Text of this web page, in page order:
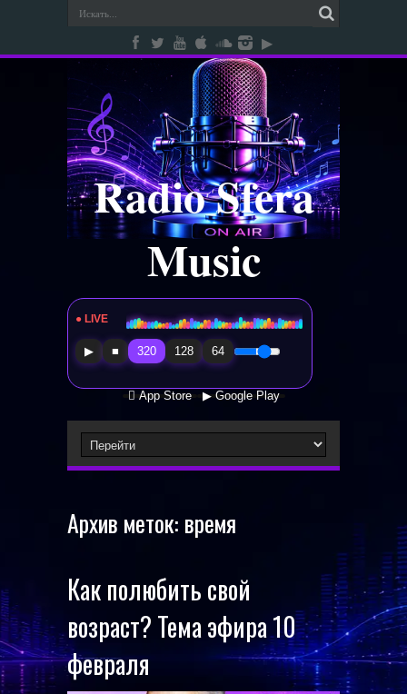
Radio Sfera
Music
● LIVE Radio Sfera Music
▶ ■ 320 128 64
 App Store ▶ Google Play
Архив меток: время
Как полюбить свой
возраст? Тема эфира 10
февраля